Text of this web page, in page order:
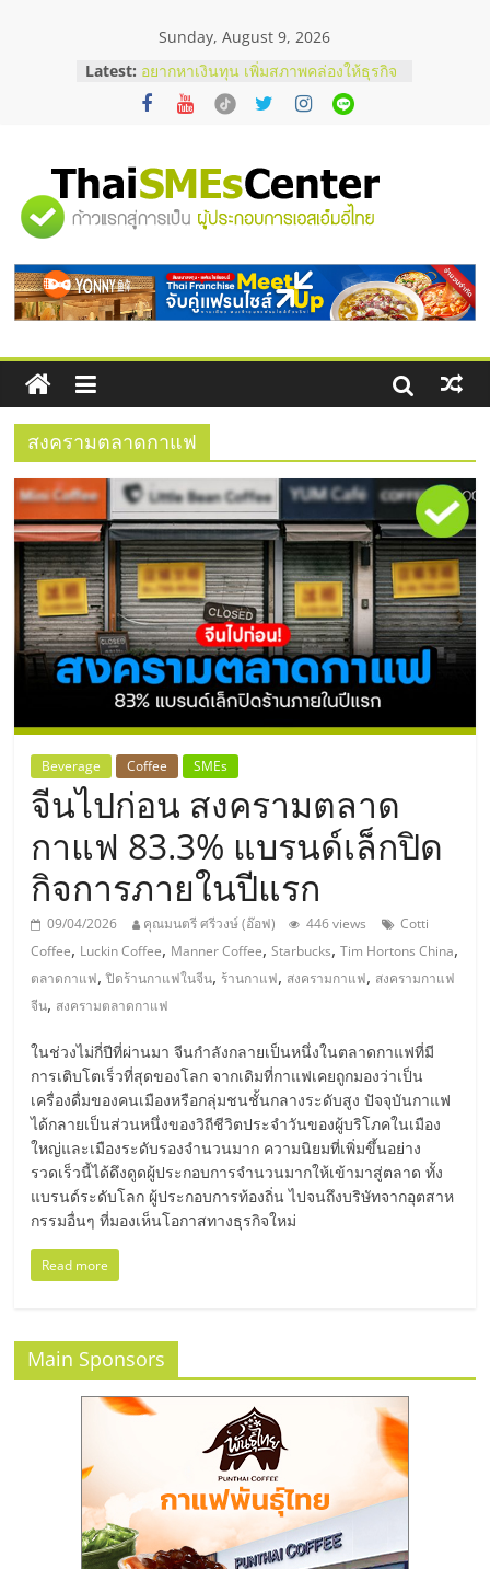
Sunday, August 9, 2026
Latest: อยากหาเงินทุน เพิ่มสภาพคล่องให้ธุรกิจ
เริ่มยังไงให้ผ่านฉลุย
สัมมนาออนไลน์ โอกาสบริหารสถานี
ThaiFranchise Meet Up จับคู่แฟรน
ไชส์ ครั้งที่ 8
ร้านเครื่องเสียงคุณภาพสูง พร้อม
บริษัท Cybersecurity ในไทยที่ไหนดี?
วิธีเลือกผู้ให้บริการให้คุ้มค่าและตอบ
โจทย์ธุรกิจ
"ศูนย์
รวม
ข้อมูล
ธุรกิจ
SME
แห่ง
ประเทศไทย,
ThaiSMEsCenter,
รวม
ธุรกิจ
เอ
ส
เอ็
มอี
ไทย,
SMEs,
แฟ
รน
ไชส์,
ที่
ปรึกษา
แฟ
สงครามตลาดกาแฟ
Beverage Coffee SMEs
จีนไปก่อน สงครามตลาด
กาแฟ 83.3% แบรนด์เล็กปิด
กิจการภายในปีแรก
09/04/2026 คุณมนตรี ศรีวงษ์ (อ๊อฟ) 446 views
Cotti
Coffee, Luckin Coffee, Manner Coffee,Starbucks,Tim Hortons China,
ตลาดกาแฟ,ปิดร้านกาแฟในจีน, ร้านกาแฟ, สงครามกาแฟ, สงครามกาแฟ
จีน, สงครามตลาดกาแฟ
ในช่วงไม่กี่ปีที่ผ่านมา จีนกำลังกลายเป็นหนึ่งในตลาดกาแฟที่มี
การเติบโตเร็วที่สุดของโลก จากเดิมที่กาแฟเคยถูกมองว่าเป็น
เครื่องดื่มของคนเมืองหรือกลุ่มชนชั้นกลางระดับสูง ปัจจุบันกาแฟ
ได้กลายเป็นส่วนหนึ่งของวิถีชีวิตประจำวันของผู้บริโภคในเมือง
ใหญ่และเมืองระดับรองจำนวนมาก ความนิยมที่เพิ่มขึ้นอย่าง
รวดเร็วนี้ได้ดึงดูดผู้ประกอบการจำนวนมากให้เข้ามาสู่ตลาด ทั้ง
แบรนด์ระดับโลก ผู้ประกอบการท้องถิ่น ไปจนถึงบริษัทจากอุตสาห
กรรมอื่นๆ ที่มองเห็นโอกาสทางธุรกิจใหม่
Read more
Main Sponsors